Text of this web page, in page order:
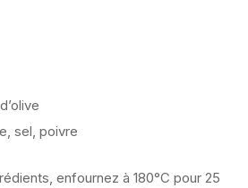
sel, poivre
enfournez à 180°C pour 25